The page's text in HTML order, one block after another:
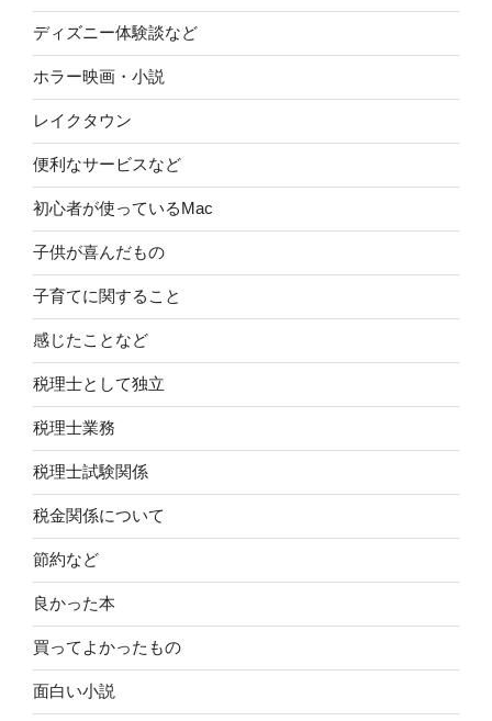
ディズニー体験談など
ホラー映画・小説
レイクタウン
便利なサービスなど
初心者が使っているMac
子供が喜んだもの
子育てに関すること
感じたことなど
税理士として独立
税理士業務
税理士試験関係
税金関係について
節約など
良かった本
買ってよかったもの
面白い小説